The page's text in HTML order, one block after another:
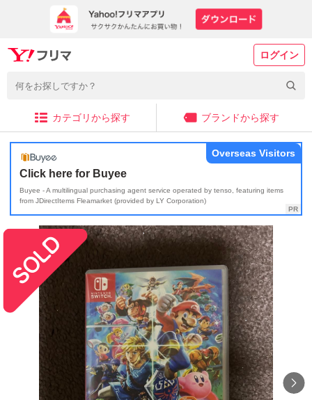
ログイン
カテゴリから探す ブランドから探す
Click here for Buyee
Buyee - A multilingual purchasing agent service operated by tenso, featuring items
from JDirectItems Fleamarket (provided by LY Corporation)
Overseas Visitors